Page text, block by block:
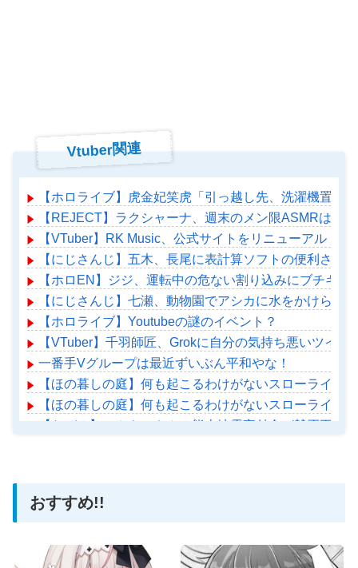
Vtuber関連
【ホロライブ】虎金妃笑虎「引っ越し先、洗濯機置き
【REJECT】ラクシャーナ、週末のメン限ASMRはこ
【VTuber】RK Music、公式サイトをリニューアル！
【にじさんじ】五木、長尾に表計算ソフトの便利さ
【ホロEN】ジジ、運転中の危ない割り込みにブチギ
【にじさんじ】七瀬、動物園でアシカに水をかけられ
【ホロライブ】Youtubeの謎のイベント？
【VTuber】千羽師匠、Grokに自分の気持ち悪いツイ
一番手Vグループは最近ずいぶん平和やな！
【ほの暮しの庭】何も起こるわけがないスローライフ
【ほの暮しの庭】何も起こるわけがないスローライフ
【なぜ？】ヒカキンさん、熊本地震寄付金が賛否両
おすすめ!!